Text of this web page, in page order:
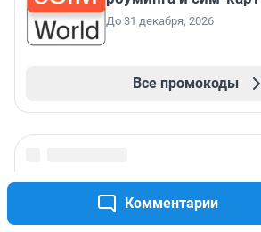
Комментарии
До 31 декабря, 2026
Все промокоды